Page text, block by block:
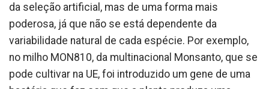
da seleção artificial, mas de uma forma mais
poderosa, já que não se está dependente da
variabilidade natural de cada espécie. Por exemplo,
no milho MON810, da multinacional Monsanto, que se
pode cultivar na UE, foi introduzido um gene de uma